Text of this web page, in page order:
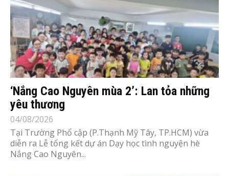
‘Nắng Cao Nguyên mùa 2’: Lan tỏa những
yêu thương
04/08/2026
Tại Trường Phổ cập (P.Thạnh Mỹ Tây, TP.HCM) vừa
diễn ra Lễ tổng kết dự án Dạy học tình nguyện hè
Nắng Cao Nguyên...